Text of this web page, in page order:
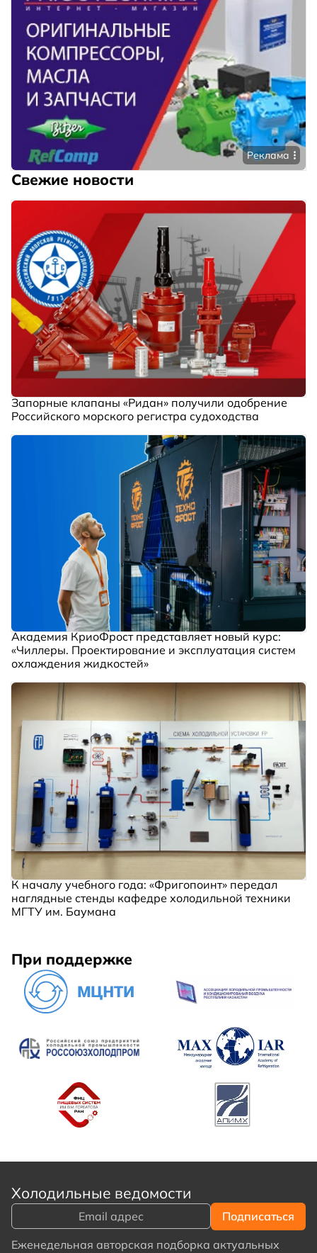
Реклама
Свежие новости
Запорные клапаны «Ридан» получили одобрение
Российского морского регистра судоходства
Академия КриоФрост представляет новый курс:
«Чиллеры. Проектирование и эксплуатация систем
охлаждения жидкостей»
К началу учебного года: «Фригопоинт» передал
наглядные стенды кафедре холодильной техники
МГТУ им. Баумана
При поддержке
Холодильные ведомости
Еженедельная авторская подборка актуальных